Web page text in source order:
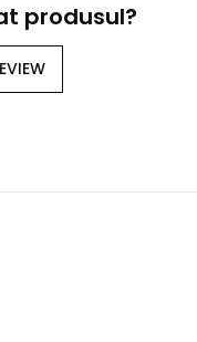
produsul?